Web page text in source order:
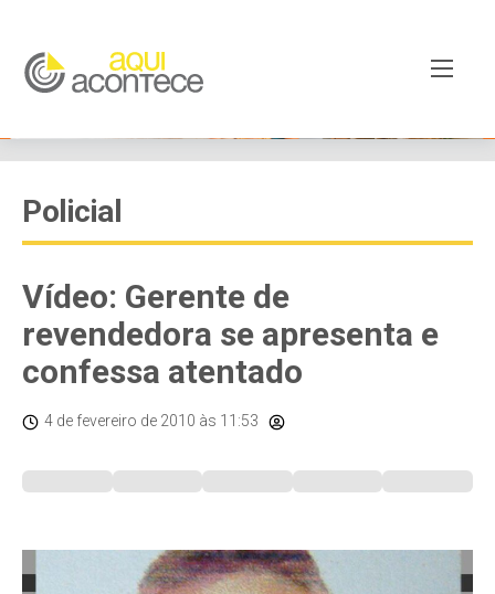
Policial
Vídeo: Gerente de
revendedora se apresenta e
confessa atentado
4 de fevereiro de 2010 às 11:53